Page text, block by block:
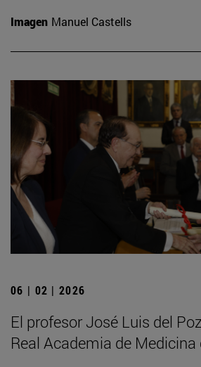
Imagen Manuel Castells
06 | 02 | 2026
El profesor José Luis del
Real Academia de Medicina